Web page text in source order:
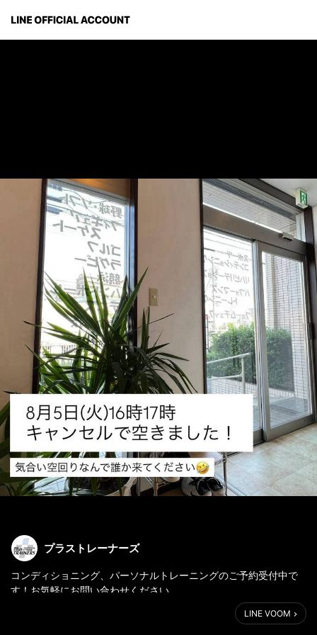
プラストレーナーズ
コンディショニング、パーソナルトレーニングのご予約受付中で
す！お気軽にお問い合わせください。
LINE VOOM